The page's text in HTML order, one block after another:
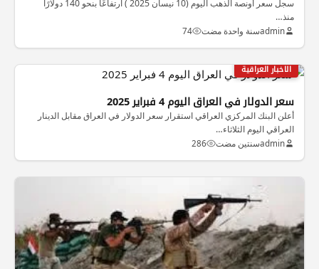
سجل سعر أونصة الذهب اليوم (10 نيسان 2025 ) ارتفاعًا بنحو 140 دولارًا
منذ…
adminسنة واحدة مضت 74
الاخبار العراقية
سعر الدولار في العراق اليوم 4 فبراير 2025
أعلن البنك المركزي العراقي استقرار سعر الدولار في العراق مقابل الدينار
العراقي اليوم الثلاثاء…
adminسنتين مضت 286